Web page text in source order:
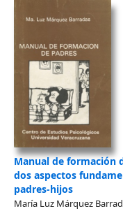
Manual de formación
dos aspectos
padres-hijos
María Luz Márquez